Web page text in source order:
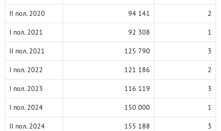
II пол. 2020 94 141 2
I пол. 2021 92 308 1
II пол. 2021 125 790 3
I пол. 2022 121 186 2
I пол. 2023 116 119 3
I пол. 2024 150 000 1
II пол. 2024 155 188 3